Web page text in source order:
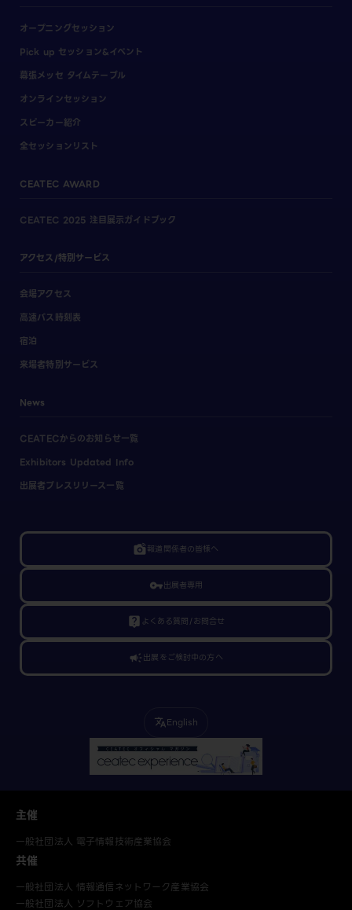
オープニングセッション
Pick up セッション&イベント
幕張メッセ タイムテーブル
オンラインセッション
スピーカー紹介
全セッションリスト
CEATEC AWARD
CEATEC 2025 注目展示ガイドブック
アクセス/特別サービス
会場アクセス
高速バス時刻表
宿泊
来場者特別サービス
News
CEATECからのお知らせ一覧
Exhibitors Updated Info
出展者プレスリリース一覧
linked_camera報道関係者の皆様へ
vpn_key出展者専用
live_help よくある質問/お問合せ
campaign出展をご検討中の方へ
translateEnglish
主催
一般社団法人 電子情報技術産業協会
共催
一般社団法人 情報通信ネットワーク産業協会
一般社団法人 ソフトウェア協会